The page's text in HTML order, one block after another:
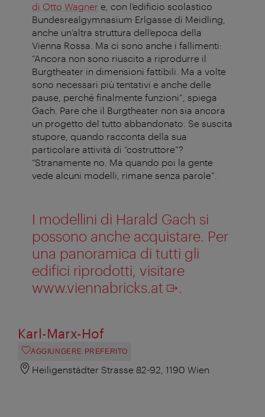
di Otto Wagner e, con l’edificio scolastico
Bundesrealgymnasium Erlgasse di Meidling,
anche un’altra struttura dell’epoca della
Vienna Rossa. Ma ci sono anche i fallimenti:
“Ancora non sono riuscito a riprodurre il
Burgtheater in dimensioni fattibili. Ma a volte
sono necessari più tentativi e anche delle
pause, perché finalmente funzioni”, spiega
Gach. Pare che il Burgtheater non sia ancora
un progetto del tutto abbandonato. Se suscita
stupore, quando racconta della sua
particolare attività di “costruttore”?
“Stranamente no. Ma quando poi la gente
vede alcuni modelli, rimane senza parole”.
I modellini di Harald Gach si
possono anche acquistare. Per
una panoramica di tutti gli
edifici riprodotti, visitare
www.viennabricks.at
.
Karl-Marx-Hof
AGGIUNGERE PREFERITO
Heiligenstädter Strasse 82-92, 1190 Wien